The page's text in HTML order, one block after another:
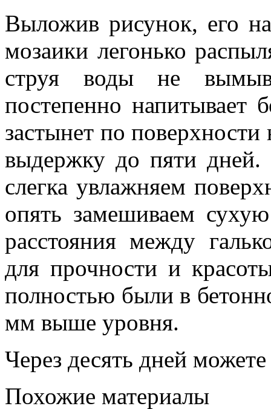
Выложив рисунок, его
мозаики легонько
струя воды не
постепенно напитывает
застынет по поверхности
выдержку до пяти дней.
слегка увлажняем
опять замешиваем
расстояния между
для прочности и
полностью были в
мм выше уровня.
Через десять дней
Похожие материалы